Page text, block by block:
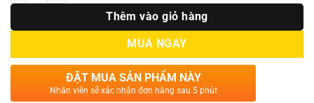
Thêm vào giỏ hàng
MUA NGAY
ĐẶT MUA SẢN PHẨM NÀY
Nhân viên sẽ xác nhận đơn hàng sau 5 phút